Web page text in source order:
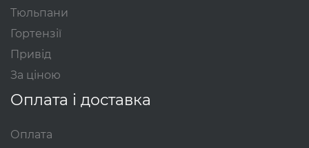
Тюльпани
Гортензії
Привід
За ціною
Оплата і доставка
Оплата